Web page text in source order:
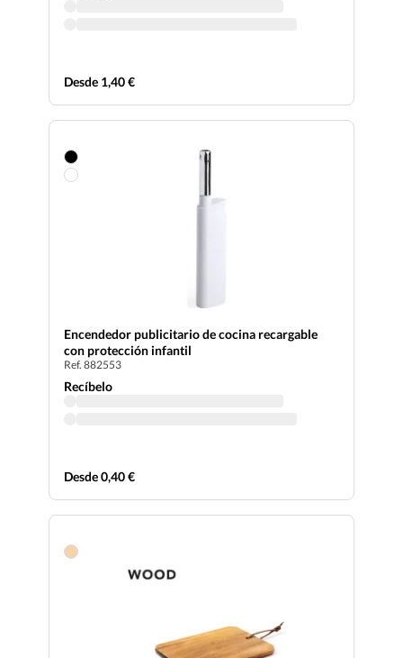
Desde 1,40 €
Encendedor publicitario de cocina recargable
con protección infantil
Ref. 882553
Recíbelo
Desde 0,40 €